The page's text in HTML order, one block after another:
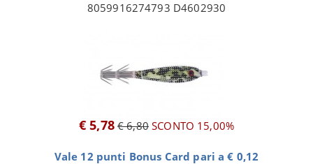
8059916274793 D4602930
€ 5,78 € 6,80SCONTO 15,00%
Vale 12 punti Bonus Card pari a € 0,12